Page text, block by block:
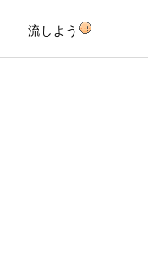
流しよう